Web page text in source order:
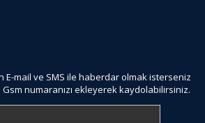
E-mail ve SMS ile haberdar olmak isterseniz
numaranızı ekleyerek kaydolabilirsiniz.